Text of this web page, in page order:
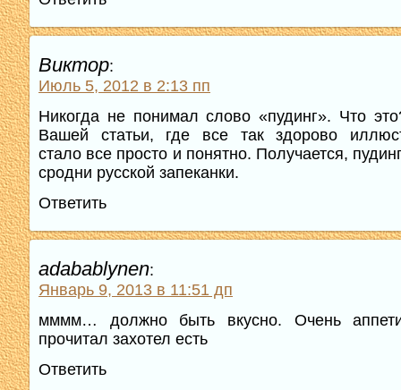
Виктор:
Июль 5, 2012 в 2:13 пп
Никогда не понимал слово «пудинг». Что
Вашей статьи, где все так здорово
стало все просто и понятно. Получается,
сродни русской запеканки.
Ответить
adabablynen:
Январь 9, 2013 в 11:51 дп
мммм… должно быть вкусно. Очень
прочитал захотел есть
Ответить